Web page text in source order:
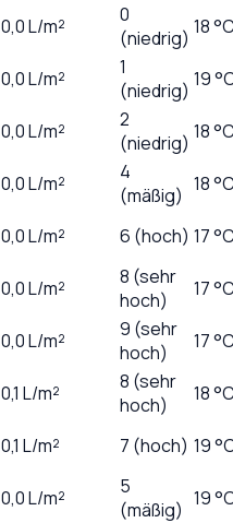
0,0L/m²
0
(niedrig) 18
0,0L/m²
1
(niedrig) 19
0,0L/m²
2
(niedrig) 18
0,0L/m²
4
(mäßig) 18
0,0L/m² 6 (hoch) 17
0,0L/m²
8 (sehr
hoch)
17
0,0L/m²
9 (sehr
hoch)
17
0,1 L/m²
8 (sehr
hoch)
18
0,1 L/m² 7 (hoch) 19
0,0L/m²
5
(mäßig) 19